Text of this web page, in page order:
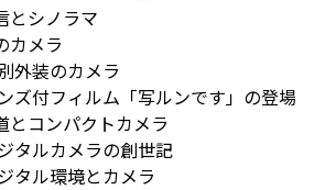
シノラマ
メラ
外装のカメラ
ズ付フィルム「写ルンです」の登場
コンパクトカメラ
タルカメラの創世記
タル環境とカメラ